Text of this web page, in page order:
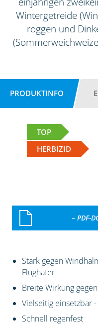
Wintergetreide
roggen und
PRODUKTINFO
TOP
HERBIZID
– PDF-
Stark gegen
Flughafer
Breite Wirkung
Vielseitig einsetzbar
Schnell regenfest